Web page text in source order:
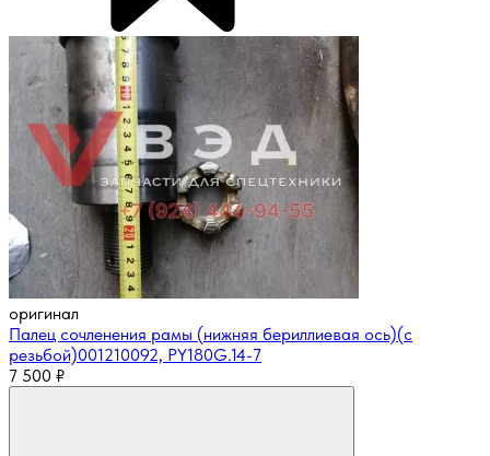
оригинал
Палец сочленения рамы (нижняя бериллиевая ось)(с
резьбой)001210092, PY180G.14-7
7 500 ₽